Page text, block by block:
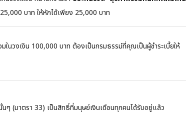
บาท ให้หักได้เพียง 25,000 บาท
ในวงเงิน 100,000 บาท ต้องเป็นกรมธรรม์ที่คุณเป็นผู้ชำระเบี้ยให้
ๆ (มาตรา 33) เป็นสิทธิ์ที่มนุษย์เงินเดือนทุกคนได้รับอยู่แล้ว